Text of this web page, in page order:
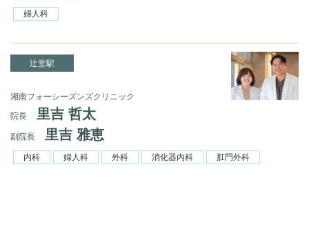
婦人科
辻堂駅
湘南フォーシーズンズクリニック
院長
里吉 哲太
副院長 里吉 雅恵
内科 婦人科 外科 消化器内科 肛門外科